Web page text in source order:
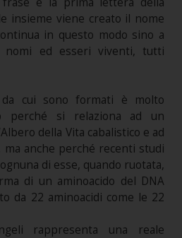
insieme viene creato il nome
in questo modo sino a
ed esseri viventi, tutti
cui sono formati è molto
perché si relaziona ad un
della Vita cabalistico e ad
ma anche perché recenti studi
di esse, quando ruotata,
di un aminoacido del DNA
da 22 aminoacidi come le 22
rappresenta una reale